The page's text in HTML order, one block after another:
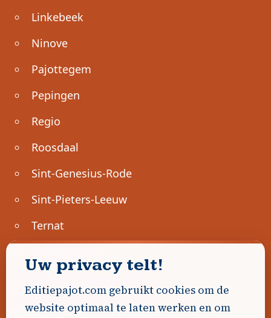
Linkebeek
Ninove
Pajottegem
Pepingen
Regio
Roosdaal
Sint-Genesius-Rode
Sint-Pieters-Leeuw
Ternat
Geen advertenties gevonden.
Uw advertentie hier? Contacteer ons!
Uw privacy telt!
Editiepajot.com gebruikt cookies om de
website optimaal te laten werken en om